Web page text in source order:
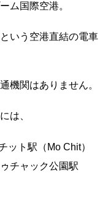
ム国際空港。
いう空港直結の電車
機関はありません。
は、
ット駅（Mo Chit）
チャック公園駅